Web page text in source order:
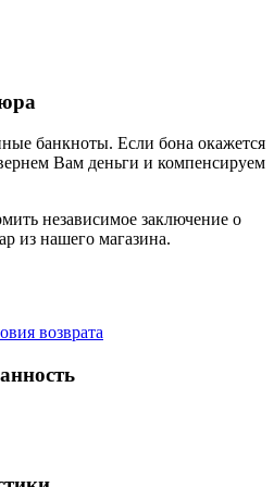
банкноты. Если бона окажется
Вам деньги и компенсируем
независимое заключение о
из нашего магазина.
возврата